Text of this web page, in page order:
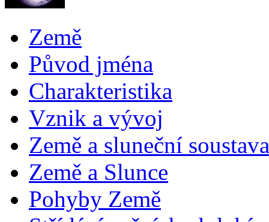
Země
Původ jména
Charakteristika
Vznik a vývoj
Země a sluneční soustava
Země a Slunce
Pohyby Země